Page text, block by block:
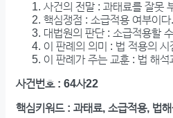
사건의 전말 : 과태료를 잘못
핵심쟁점 : 소급적용 여부이다.
대법원의 판단 : 소급적용할
이 판례의 의미 : 법 적용의
이 판례가 주는 교훈 : 법 해
사건번호 : 64사22
핵심키워드 : 과태료, 소급적용, 법